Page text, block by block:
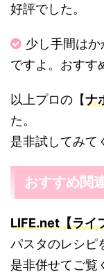
好評でした。
少し手間は
ですよ。おすす
以上プロの【ナ
た。
是非試してみて
おすすめ関
LIFE.net【ライ
パスタのレシピ
是非併せてご覧